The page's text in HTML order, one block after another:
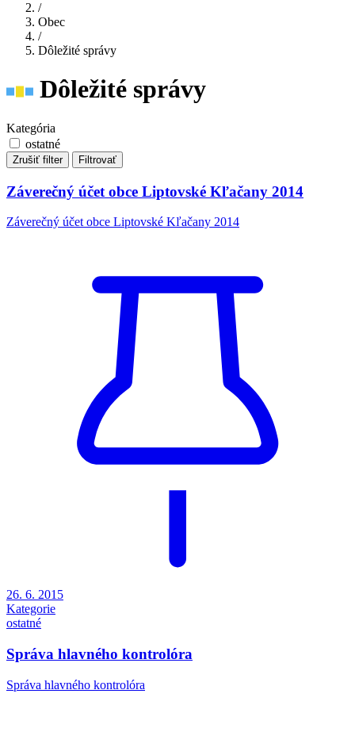
/
Obec
/
Dôležité správy
Dôležité správy
Kategória
ostatné
Zrušiť filter Filtrovať
Záverečný účet obce Liptovské Kľačany 2014
Záverečný účet obce Liptovské Kľačany 2014
26. 6. 2015
Kategorie
ostatné
Správa hlavného kontrolóra
Správa hlavného kontrolóra